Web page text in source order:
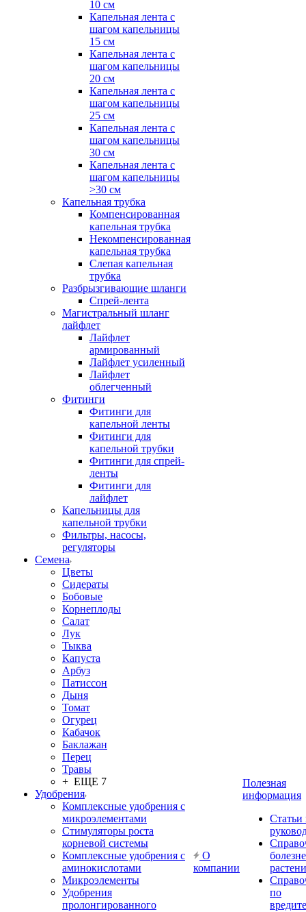
10 см
Капельная лента с
шагом капельницы
15 см
Капельная лента с
шагом капельницы
20 см
Капельная лента с
шагом капельницы
25 см
Капельная лента с
шагом капельницы
30 см
Капельная лента с
шагом капельницы
>30 см
Капельная трубка
Компенсированная
капельная трубка
Некомпенсированная
капельная трубка
Слепая капельная
трубка
Разбрызгивающие шланги
Спрей-лента
Магистральный шланг
лайфлет
Лайфлет
армированный
Лайфлет усиленный
Лайфлет
облегченный
Фитинги
Фитинги для
капельной ленты
Фитинги для
капельной трубки
Фитинги для спрей-
ленты
Фитинги для
лайфлет
Капельницы для
капельной трубки
Фильтры, насосы,
регуляторы
Семена
Цветы
Сидераты
Бобовые
Корнеплоды
Салат
Лук
Тыква
Капуста
Арбуз
Патиссон
Дыня
Томат
Огурец
Кабачок
Баклажан
Перец
Травы
+ ЕЩЕ 7
Удобрения
Комплексные удобрения с
микроэлементами
Стимуляторы роста
корневой системы
Комплексные удобрения с
аминокислотами
Микроэлементы
Удобрения
пролонгированного
О
компании
Полезная
информация
Статьи
по